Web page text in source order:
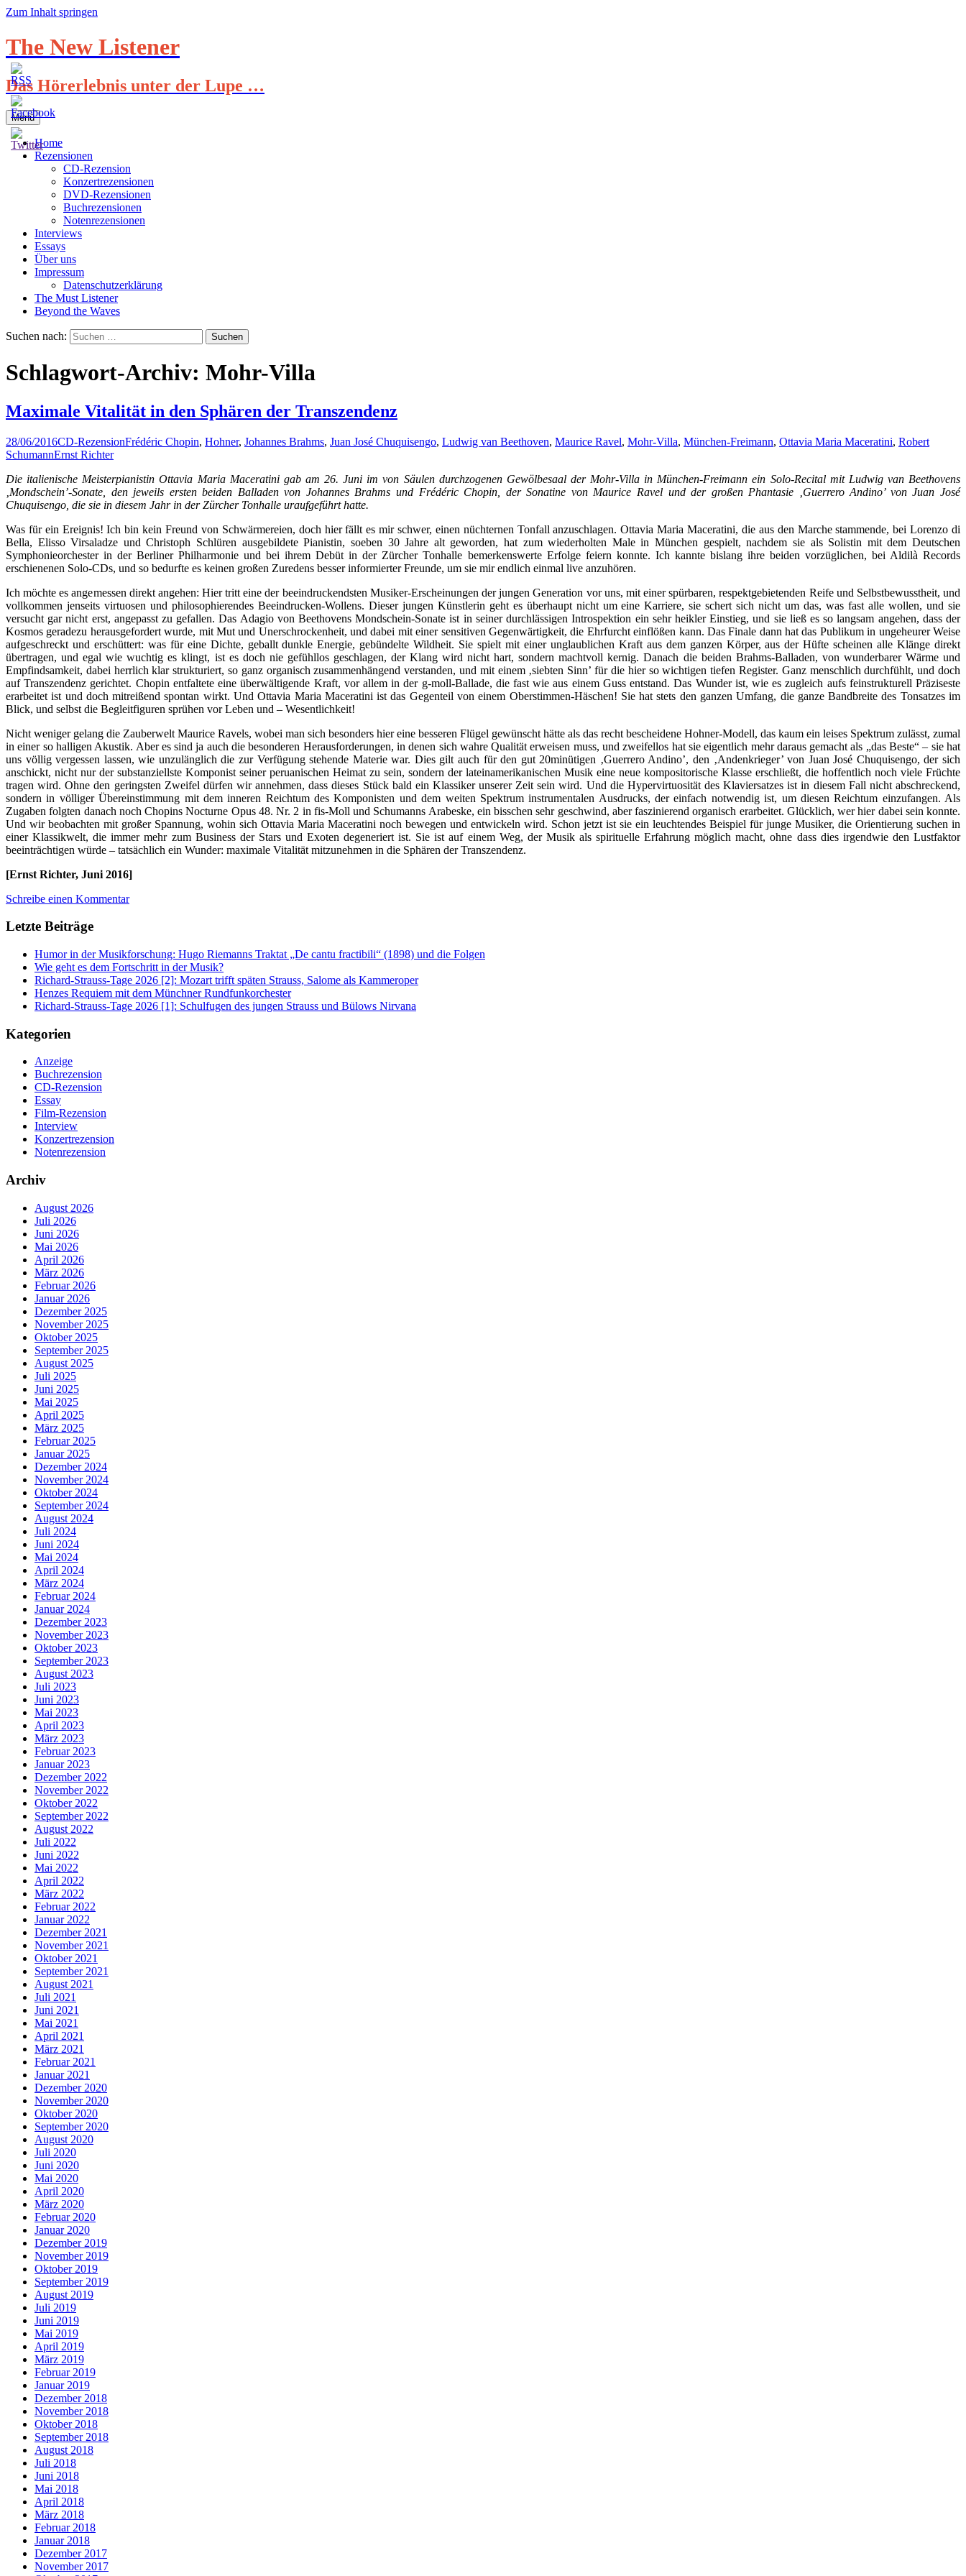
Zum Inhalt springen
The New Listener
Das Hörerlebnis unter der Lupe …
Menü
Home
Rezensionen
CD-Rezension
Konzertrezensionen
DVD-Rezensionen
Buchrezensionen
Notenrezensionen
Interviews
Essays
Über uns
Impressum
Datenschutzerklärung
The Must Listener
Beyond the Waves
Suchen nach:
Schlagwort-Archiv: Mohr-Villa
Maximale Vitalität in den Sphären der Transzendenz
28/06/2016CD-RezensionFrédéric Chopin, Hohner, Johannes Brahms, Juan José Chuquisengo, Ludwig van Beethoven, Maurice Ravel, Mohr-Villa, München-Freimann, Ottavia Maria Maceratini, Robert
SchumannErnst Richter
Die italienische Meisterpianistin Ottavia Maria Maceratini gab am 26. Juni im von Säulen durchzogenen Gewölbesaal der Mohr-Villa in München-Freimann ein Solo-Recital mit Ludwig van Beethovens
‚Mondschein’-Sonate, den jeweils ersten beiden Balladen von Johannes Brahms und Frédéric Chopin, der Sonatine von Maurice Ravel und der großen Phantasie ‚Guerrero Andino’ von Juan José
Chuquisengo, die sie in diesem Jahr in der Zürcher Tonhalle uraufgeführt hatte.
Was für ein Ereignis! Ich bin kein Freund von Schwärmereien, doch hier fällt es mir schwer, einen nüchternen Tonfall anzuschlagen. Ottavia Maria Maceratini, die aus den Marche stammende, bei Lorenzo di
Bella, Elisso Virsaladze und Christoph Schlüren ausgebildete Pianistin, soeben 30 Jahre alt geworden, hat zum wiederholten Male in München gespielt, nachdem sie als Solistin mit dem Deutschen
Symphonieorchester in der Berliner Philharmonie und bei ihrem Debüt in der Zürcher Tonhalle bemerkenswerte Erfolge feiern konnte. Ich kannte bislang ihre beiden vorzüglichen, bei Aldilà Records
erschienenen Solo-CDs, und so bedurfte es keinen großen Zuredens besser informierter Freunde, um sie mir endlich einmal live anzuhören.
Ich möchte es angemessen direkt angehen: Hier tritt eine der beeindruckendsten Musiker-Erscheinungen der jungen Generation vor uns, mit einer spürbaren, respektgebietenden Reife und Selbstbewusstheit, und
vollkommen jenseits virtuosen und philosophierendes Beeindrucken-Wollens. Dieser jungen Künstlerin geht es überhaupt nicht um eine Karriere, sie schert sich nicht um das, was fast alle wollen, und sie
versucht gar nicht erst, angepasst zu gefallen. Das Adagio von Beethovens Mondschein-Sonate ist in seiner durchlässigen Introspektion ein sehr heikler Einstieg, und sie ließ es so langsam angehen, dass der
Kosmos geradezu herausgefordert wurde, mit Mut und Unerschrockenheit, und dabei mit einer sensitiven Gegenwärtigkeit, die Ehrfurcht einflößen kann. Das Finale dann hat das Publikum in ungeheurer Weise
aufgeschreckt und erschüttert: was für eine Dichte, geballt dunkle Energie, gebündelte Wildheit. Sie spielt mit einer unglaublichen Kraft aus dem ganzen Körper, aus der Hüfte scheinen alle Klänge direkt
übertragen, und egal wie wuchtig es klingt, ist es doch nie gefühllos geschlagen, der Klang wird nicht hart, sondern machtvoll kernig. Danach die beiden Brahms-Balladen, von wunderbarer Wärme und
Empfindsamkeit, dabei herrlich klar strukturiert, so ganz organisch zusammenhängend verstanden, und mit einem ‚siebten Sinn’ für die hier so wichtigen tiefen Register. Ganz menschlich durchfühlt, und doch
auf Transzendenz gerichtet. Chopin entfaltete eine überwältigende Kraft, vor allem in der g-moll-Ballade, die fast wie aus einem Guss entstand. Das Wunder ist, wie es zugleich aufs feinstrukturell Präziseste
erarbeitet ist und doch mitreißend spontan wirkt. Und Ottavia Maria Maceratini ist das Gegenteil von einem Oberstimmen-Häschen! Sie hat stets den ganzen Umfang, die ganze Bandbreite des Tonsatzes im
Blick, und selbst die Begleitfiguren sprühen vor Leben und – Wesentlichkeit!
Nicht weniger gelang die Zauberwelt Maurice Ravels, wobei man sich besonders hier eine besseren Flügel gewünscht hätte als das recht bescheidene Hohner-Modell, das kaum ein leises Spektrum zulässt, zumal
in einer so halligen Akustik. Aber es sind ja auch die besonderen Herausforderungen, in denen sich wahre Qualität erweisen muss, und zweifellos hat sie eigentlich mehr daraus gemacht als „das Beste“ – sie hat
uns völlig vergessen lassen, wie unzulänglich die zur Verfügung stehende Materie war. Dies gilt auch für den gut 20minütigen ‚Guerrero Andino’, den ‚Andenkrieger’ von Juan José Chuquisengo, der sich
anschickt, nicht nur der substanziellste Komponist seiner peruanischen Heimat zu sein, sondern der lateinamerikanischen Musik eine neue kompositorische Klasse erschließt, die hoffentlich noch viele Früchte
tragen wird. Ohne den geringsten Zweifel dürfen wir annehmen, dass dieses Stück bald ein Klassiker unserer Zeit sein wird. Und die Hypervirtuosität des Klaviersatzes ist in diesem Fall nicht abschreckend,
sondern in völliger Übereinstimmung mit dem inneren Reichtum des Komponisten und dem weiten Spektrum instrumentalen Ausdrucks, der einfach notwendig ist, um diesen Reichtum einzufangen. Als
Zugaben folgten danach noch Chopins Nocturne Opus 48. Nr. 2 in fis-Moll und Schumanns Arabeske, ein bisschen sehr geschwind, aber faszinierend organisch erarbeitet. Glücklich, wer hier dabei sein konnte.
Und wir beobachten mit großer Spannung, wohin sich Ottavia Maria Maceratini noch bewegen und entwickeln wird. Schon jetzt ist sie ein leuchtendes Beispiel für junge Musiker, die Orientierung suchen in
einer Klassikwelt, die immer mehr zum Business der Stars und Exoten degeneriert ist. Sie ist auf einem Weg, der Musik als spirituelle Erfahrung möglich macht, ohne dass dies irgendwie den Lustfaktor
beeinträchtigen würde – tatsächlich ein Wunder: maximale Vitalität mitzunehmen in die Sphären der Transzendenz.
[Ernst Richter, Juni 2016]
Schreibe einen Kommentar
Letzte Beiträge
Humor in der Musikforschung: Hugo Riemanns Traktat „De cantu fractibili“ (1898) und die Folgen
Wie geht es dem Fortschritt in der Musik?
Richard-Strauss-Tage 2026 [2]: Mozart trifft späten Strauss, Salome als Kammeroper
Henzes Requiem mit dem Münchner Rundfunkorchester
Richard-Strauss-Tage 2026 [1]: Schulfugen des jungen Strauss und Bülows Nirvana
Kategorien
Anzeige
Buchrezension
CD-Rezension
Essay
Film-Rezension
Interview
Konzertrezension
Notenrezension
Archiv
August 2026
Juli 2026
Juni 2026
Mai 2026
April 2026
März 2026
Februar 2026
Januar 2026
Dezember 2025
November 2025
Oktober 2025
September 2025
August 2025
Juli 2025
Juni 2025
Mai 2025
April 2025
März 2025
Februar 2025
Januar 2025
Dezember 2024
November 2024
Oktober 2024
September 2024
August 2024
Juli 2024
Juni 2024
Mai 2024
April 2024
März 2024
Februar 2024
Januar 2024
Dezember 2023
November 2023
Oktober 2023
September 2023
August 2023
Juli 2023
Juni 2023
Mai 2023
April 2023
März 2023
Februar 2023
Januar 2023
Dezember 2022
November 2022
Oktober 2022
September 2022
August 2022
Juli 2022
Juni 2022
Mai 2022
April 2022
März 2022
Februar 2022
Januar 2022
Dezember 2021
November 2021
Oktober 2021
September 2021
August 2021
Juli 2021
Juni 2021
Mai 2021
April 2021
März 2021
Februar 2021
Januar 2021
Dezember 2020
November 2020
Oktober 2020
September 2020
August 2020
Juli 2020
Juni 2020
Mai 2020
April 2020
März 2020
Februar 2020
Januar 2020
Dezember 2019
November 2019
Oktober 2019
September 2019
August 2019
Juli 2019
Juni 2019
Mai 2019
April 2019
März 2019
Februar 2019
Januar 2019
Dezember 2018
November 2018
Oktober 2018
September 2018
August 2018
Juli 2018
Juni 2018
Mai 2018
April 2018
März 2018
Februar 2018
Januar 2018
Dezember 2017
November 2017